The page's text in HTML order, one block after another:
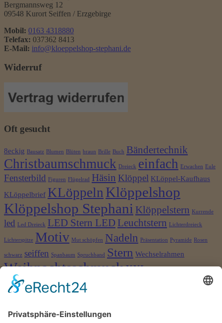
Bergmannsweg 12
09548 Kurort Seiffen / Erzgebirge
Mobil: 0163 4318880
Telefax: 037362 8413
E-Mail: info@kloeppelshop-stephani.de
Widerruf
Oft gesucht
8eckig Bausatz Blumen Blüten braun Brille Buch Bändertechnik
Christbaumschmuck Dreieck einfach Erwachen Eule
Fensterbild Figuren Flügelrad Häsin Klöppel KLöppel-Kaufhaus
KLöppelbrief KLöppeln Klöppelshop
Klöppelshop Stephani Klöppelstern Kurrende
led Led Dreieck LED Stern LED Leuchtstern Lichterdreieck
Lichterspitze Motiv Mut schöpfen Nadeln Präsentation Pyramide Rosen
schwarz seiffen Spanbaum Spruchband Stern Wechselrahmen
WeihnachtsschmuckXXL
©2026 Klöppelshop und Drechslerei Stephani
×